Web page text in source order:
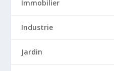
Immobilier
Industrie
Jardin